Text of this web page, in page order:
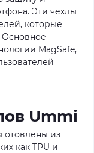
Эти чехлы
которые
Основное
MagSafe,
Ummi
из
как TPU и